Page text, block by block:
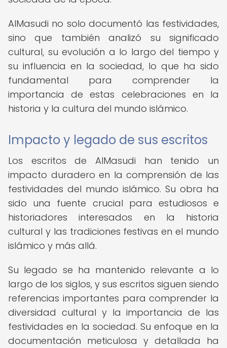
AlMasudi no solo documentó las festividades,
sino que también analizó su significado
cultural, su evolución a lo largo del tiempo y
su influencia en la sociedad, lo que ha sido
fundamental para comprender la
importancia de estas celebraciones en la
historia y la cultura del mundo islámico.
Impacto y legado de sus escritos
Los escritos de AlMasudi han tenido un
impacto duradero en la comprensión de las
festividades del mundo islámico. Su obra ha
sido una fuente crucial para estudiosos e
historiadores interesados en la historia
cultural y las tradiciones festivas en el mundo
islámico y más allá.
Su legado se ha mantenido relevante a lo
largo de los siglos, y sus escritos siguen siendo
referencias importantes para comprender la
diversidad cultural y la importancia de las
festividades en la sociedad. Su enfoque en la
documentación meticulosa y detallada ha